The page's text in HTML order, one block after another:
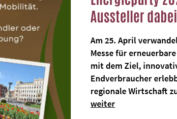
Messe für
mit dem Ziel,
regionale Wirtschaft
weiter